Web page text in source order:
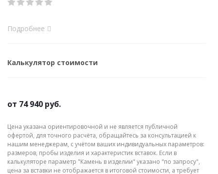
Подробнее
Калькулятор стоимости
от 74 940 руб.
Цена указана ориентировочной и не является публичной
офертой, для точного расчёта, обращайтесь за консультацией к
нашим менеджерам, с учётом ваших индивидуальных параметров:
размеров, пробы изделия и характеристик вставок. Если в
калькуляторе параметр "Камень в изделии" указано "по запросу",
цена за вставки не отображается в итоговой стоимости, а требует